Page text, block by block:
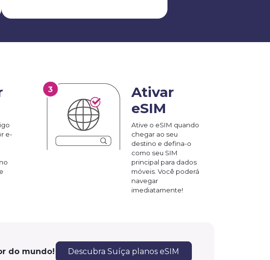
e-
Ativar
eSIM
Ative o eSIM quando
chegar ao seu
destino e defina-o
como seu SIM
principal para dados
móveis. Você poderá
navegar
imediatamente!
do mundo! Descubra Suíça planos eSIM